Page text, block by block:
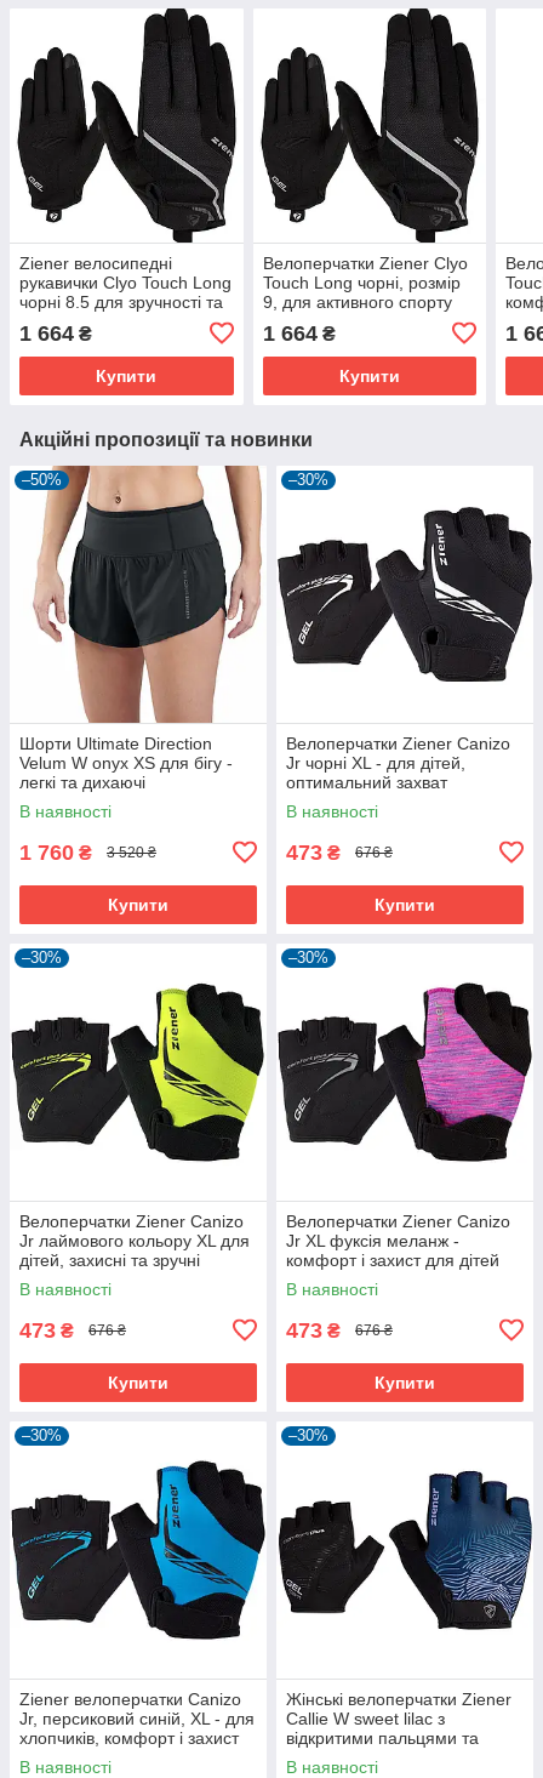
Ziener велосипедні
рукавички Clyo Touch Long
чорні 8.5 для зручності та
1 664 ₴
Купити
Велоперчатки Ziener Clyo
Touch Long чорні, розмір
9, для активного спорту
1 664₴
Купити
1
Акційні пропозиції та новинки
–50%
Шорти Ultimate Direction
Velum W onyx XS для бігу -
легкі та дихаючі
В наявності
1 760 ₴ 3 520 ₴
Купити
–30%
Велоперчатки Ziener Canizo
Jr чорні XL - для дітей,
оптимальний захват
В наявності
473 ₴ 676 ₴
Купити
–30%
Велоперчатки Ziener Canizo
Jr лаймового кольору XL для
дітей, захисні та зручні
В наявності
473 ₴ 676 ₴
Купити
–30%
Велоперчатки Ziener Canizo
Jr XL фуксія меланж -
комфорт і захист для дітей
В наявності
473 ₴ 676 ₴
Купити
–30%
Ziener велоперчатки Canizo
Jr, персиковий синій, XL - для
хлопчиків, комфорт і захист
В наявності
–30%
Жінські велоперчатки Ziener
Callie W sweet lilac з
відкритими пальцями та
дихаючою шкірою Amara
В наявності